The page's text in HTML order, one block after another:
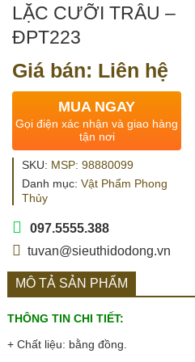
LẶC CƯỠI TRÂU –
ĐPT223
Giá bán: Liên hệ
MUA NGAY
Gọi điện xác nhận và giao hàng
tận nơi
SKU: MSP: 98880099
Danh mục: Vật Phẩm Phong
Thủy
097.5555.388
tuvan@sieuthidodong.vn
MÔ TẢ SẢN PHẨM
THÔNG TIN CHI TIẾT:
+ Chất liệu: bằng đồng.